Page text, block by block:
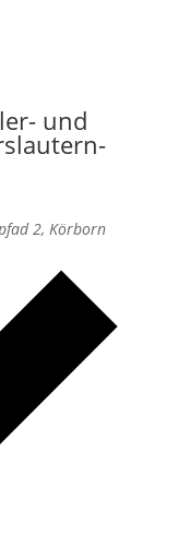
und
2, Körborn